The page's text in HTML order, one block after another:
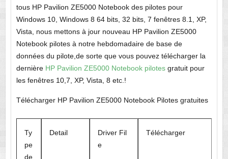
tous HP Pavilion ZE5000 Notebook des pilotes pour
Windows 10, Windows 8 64 bits, 32 bits, 7 fenêtres 8.1, XP,
Vista, nous mettons à jour nouveau HP Pavilion ZE5000
Notebook pilotes à notre hebdomadaire de base de
données du pilote,de sorte que vous pouvez télécharger la
dernière HP Pavilion ZE5000 Notebook pilotesgratuit pour
les fenêtres 10,7, XP, Vista, 8 etc.!
Télécharger HP Pavilion ZE5000 Notebook Pilotes gratuites
Ty
pe
de
Detail
Driver Fil
e
Télécharger